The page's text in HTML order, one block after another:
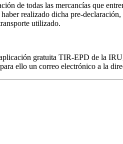
de todas las mercancías que
realizado dicha pre-
utilizado.
gratuita TIR-EPD de la
ello un correo electrónico a la